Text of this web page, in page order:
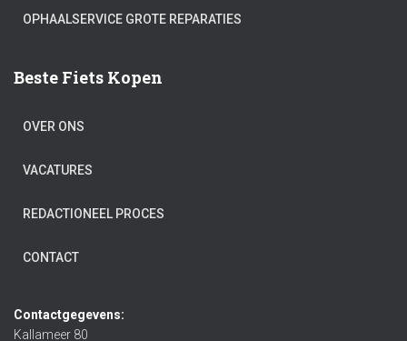
OPHAALSERVICE GROTE REPARATIES
Beste Fiets Kopen
OVER ONS
VACATURES
REDACTIONEEL PROCES
CONTACT
Contactgegevens:
Kallameer 80